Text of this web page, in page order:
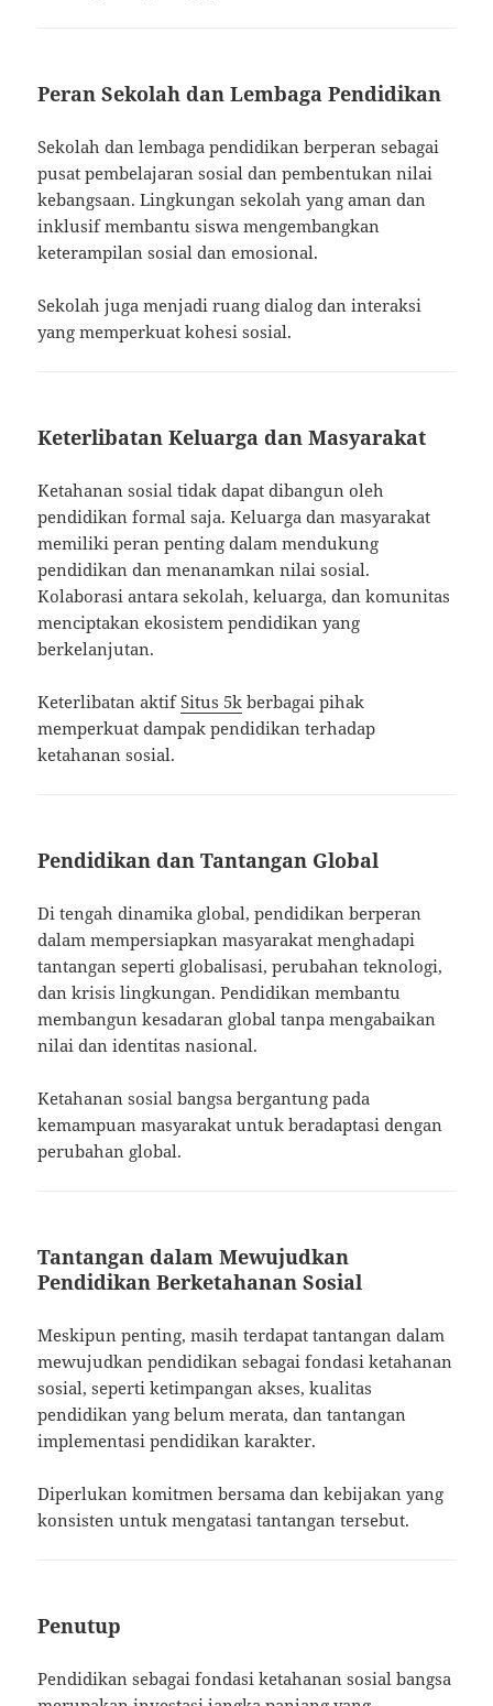
Peran Sekolah dan Lembaga Pendidikan
Sekolah dan lembaga pendidikan berperan sebagai
pusat pembelajaran sosial dan pembentukan nilai
kebangsaan. Lingkungan sekolah yang aman dan
inklusif membantu siswa mengembangkan
keterampilan sosial dan emosional.
Sekolah juga menjadi ruang dialog dan interaksi
yang memperkuat kohesi sosial.
Keterlibatan Keluarga dan Masyarakat
Ketahanan sosial tidak dapat dibangun oleh
pendidikan formal saja. Keluarga dan masyarakat
memiliki peran penting dalam mendukung
pendidikan dan menanamkan nilai sosial.
Kolaborasi antara sekolah, keluarga, dan komunitas
menciptakan ekosistem pendidikan yang
berkelanjutan.
Keterlibatan aktifSitus 5k berbagai pihak
memperkuat dampak pendidikan terhadap
ketahanan sosial.
Pendidikan dan Tantangan Global
Di tengah dinamika global, pendidikan berperan
dalam mempersiapkan masyarakat menghadapi
tantangan seperti globalisasi, perubahan teknologi,
dan krisis lingkungan. Pendidikan membantu
membangun kesadaran global tanpa mengabaikan
nilai dan identitas nasional.
Ketahanan sosial bangsa bergantung pada
kemampuan masyarakat untuk beradaptasi dengan
perubahan global.
Tantangan dalam Mewujudkan
Pendidikan Berketahanan Sosial
Meskipun penting, masih terdapat tantangan dalam
mewujudkan pendidikan sebagai fondasi ketahanan
sosial, seperti ketimpangan akses, kualitas
pendidikan yang belum merata, dan tantangan
implementasi pendidikan karakter.
Diperlukan komitmen bersama dan kebijakan yang
konsisten untuk mengatasi tantangan tersebut.
Penutup
Pendidikan sebagai fondasi ketahanan sosial bangsa